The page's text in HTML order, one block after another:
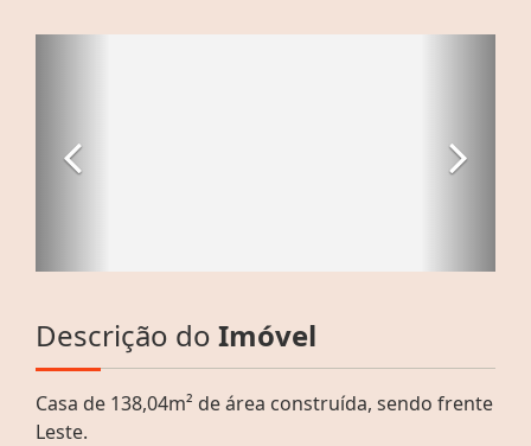
Descrição do Imóvel
Casa de 138,04m² de área construída, sendo frente
Leste.